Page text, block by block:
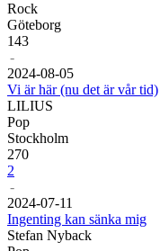
Rock
Göteborg
143
-
2024-08-05
Vi är här (nu det är vår tid)
LILIUS
Pop
Stockholm
270
2
-
2024-07-11
Ingenting kan sänka mig
Stefan Nyback